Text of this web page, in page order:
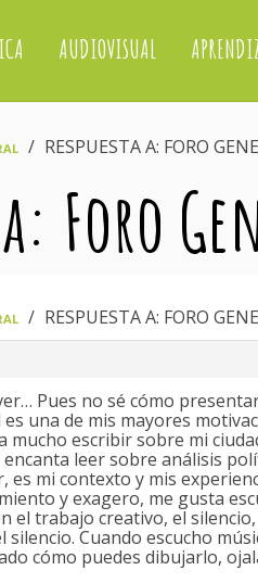
AUDIOVISUAL
RESPUESTA A: FORO
a: Foro
RESPUESTA A: FORO
Pues no sé cómo
es una de mis mayores
mucho escribir sobre mi
encanta leer sobre análisis
es mi contexto y mis
y exagero, me gusta
el trabajo creativo, el
silencio. Cuando escucho
cómo puedes dibujarlo,